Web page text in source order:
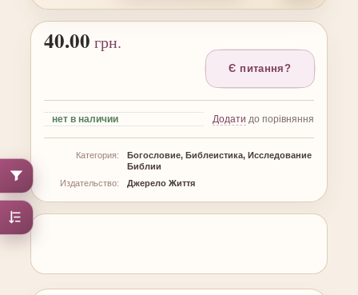
40.00 грн.
Є питання?
нет в наличии Додати до порівняння
Категория:
Богословие, Библеистика, Исследование
Библии
Издательство:
Джерело Життя